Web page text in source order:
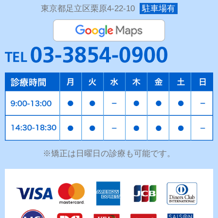
東京都足立区栗原4-22-10 駐車場有
※矯正は日曜日の診療も可能です。